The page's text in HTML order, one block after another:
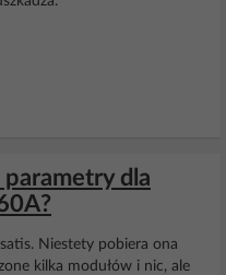
parametry dla
Niestety pobiera ona
kilka modułów i nic, ale